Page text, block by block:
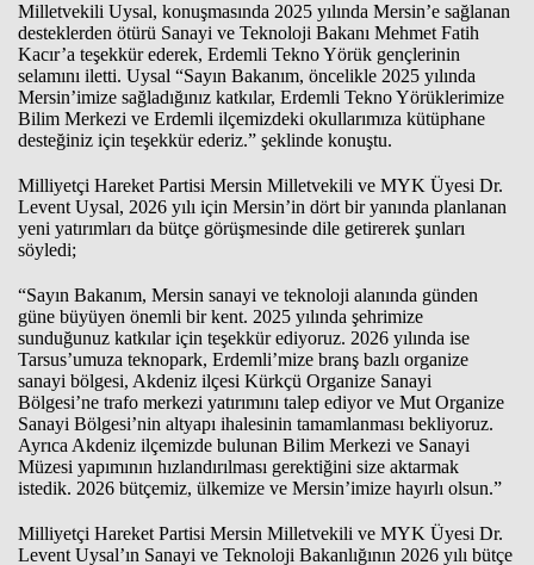
Milletvekili Uysal, konuşmasında 2025 yılında Mersin’e sağlanan
desteklerden ötürü Sanayi ve Teknoloji Bakanı Mehmet Fatih
Kacır’a teşekkür ederek, Erdemli Tekno Yörük gençlerinin
selamını iletti. Uysal “Sayın Bakanım, öncelikle 2025 yılında
Mersin’imize sağladığınız katkılar, Erdemli Tekno Yörüklerimize
Bilim Merkezi ve Erdemli ilçemizdeki okullarımıza kütüphane
desteğiniz için teşekkür ederiz.” şeklinde konuştu.
Milliyetçi Hareket Partisi Mersin Milletvekili ve MYK Üyesi Dr.
Levent Uysal, 2026 yılı için Mersin’in dört bir yanında planlanan
yeni yatırımları da bütçe görüşmesinde dile getirerek şunları
söyledi;
“Sayın Bakanım, Mersin sanayi ve teknoloji alanında günden
güne büyüyen önemli bir kent. 2025 yılında şehrimize
sunduğunuz katkılar için teşekkür ediyoruz. 2026 yılında ise
Tarsus’umuza teknopark, Erdemli’mize branş bazlı organize
sanayi bölgesi, Akdeniz ilçesi Kürkçü Organize Sanayi
Bölgesi’ne trafo merkezi yatırımını talep ediyor ve Mut Organize
Sanayi Bölgesi’nin altyapı ihalesinin tamamlanması bekliyoruz.
Ayrıca Akdeniz ilçemizde bulunan Bilim Merkezi ve Sanayi
Müzesi yapımının hızlandırılması gerektiğini size aktarmak
istedik. 2026 bütçemiz, ülkemize ve Mersin’imize hayırlı olsun.”
Milliyetçi Hareket Partisi Mersin Milletvekili ve MYK Üyesi Dr.
Levent Uysal’ın Sanayi ve Teknoloji Bakanlığının 2026 yılı bütçe
Haberin Doğru Adresi.